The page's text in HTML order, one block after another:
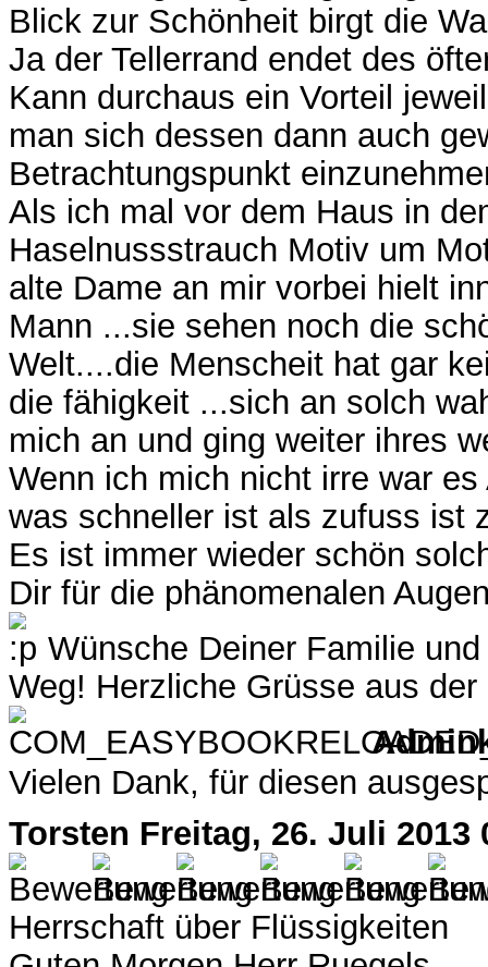
Blick zur Schönheit birgt die
Ja der Tellerrand endet des
Kann durchaus ein Vorteil
man sich dessen dann auch
Betrachtungspunkt
Als ich mal vor dem Haus in
Haselnussstrauch Motiv um
alte Dame an mir vorbei hielt
Mann ...sie sehen noch die
Welt....die Menscheit hat gar
die fähigkeit ...sich an solch
mich an und ging weiter ihres
Wenn ich mich nicht irre war
was schneller ist als zufuss ist
Es ist immer wieder schön
Dir für die phänomenalen
Wünsche Deiner Familie
Weg! Herzliche Grüsse aus
Vielen Dank, für diesen
Torsten Freitag, 26. Juli 2013
Herrschaft über Flüssigkeiten